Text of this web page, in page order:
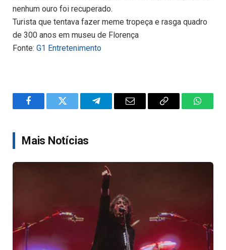
nenhum ouro foi recuperado.
Turista que tentava fazer meme tropeça e rasga quadro
de 300 anos em museu de Florença
Fonte: G1 Entretenimento
FacebookTwitter TelegramEmail
Copy
Mais Notícias